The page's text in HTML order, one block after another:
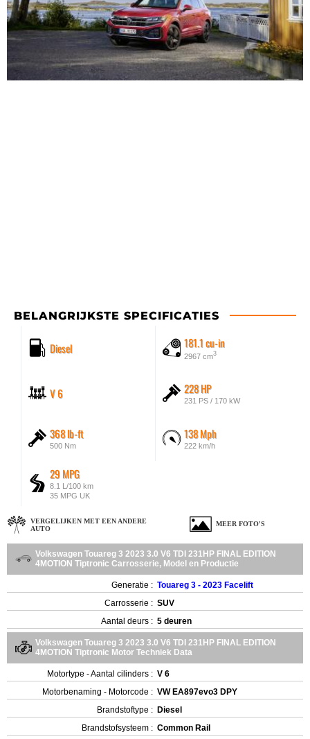
BELANGRIJKSTE SPECIFICATIES
Diesel 181.1 cu-in
2967 cm3
V 6 228 HP
231 PS / 170 kW
368 lb-ft
500 Nm
138 Mph
222 km/h
29 MPG
8.1 L/100 km
35 MPG UK
VERGELIJKEN MET EEN ANDERE
AUTO
MEER FOTO'S
Volkswagen Touareg 3 2023 3.0 V6 TDI 231HP FINAL EDITION
4MOTION Tiptronic Carrosserie, Model en Productie
Generatie : Touareg 3 - 2023 Facelift
Carrosserie : SUV
Aantal deurs : 5 deuren
Volkswagen Touareg 3 2023 3.0 V6 TDI 231HP FINAL EDITION
4MOTION Tiptronic Motor Techniek Data
Motortype - Aantal cilinders : V 6
Motorbenaming - Motorcode : VW EA897evo3 DPY
Brandstoftype : Diesel
Brandstofsysteem : Common Rail